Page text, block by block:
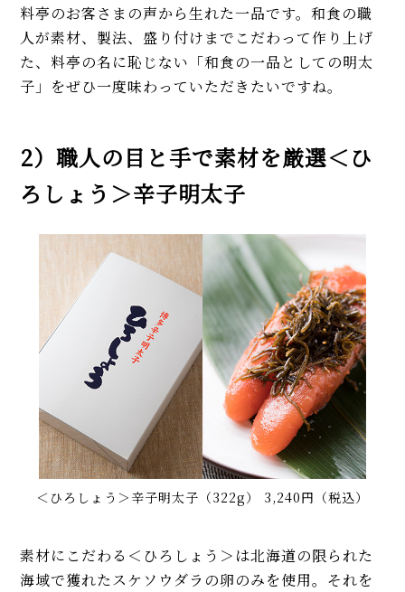
料亭のお客さまの声から生れた一品です。和食の職
人が素材、製法、盛り付けまでこだわって作り上げ
た、料亭の名に恥じない「和食の一品としての明太
子」をぜひ一度味わっていただきたいですね。
2）職人の目と手で素材を厳選＜ひ
ろしょう＞辛子明太子
＜ひろしょう＞辛子明太子（322g） 3,240円（税込）
素材にこだわる＜ひろしょう＞は北海道の限られた
海域で獲れたスケソウダラの卵のみを使用。それを